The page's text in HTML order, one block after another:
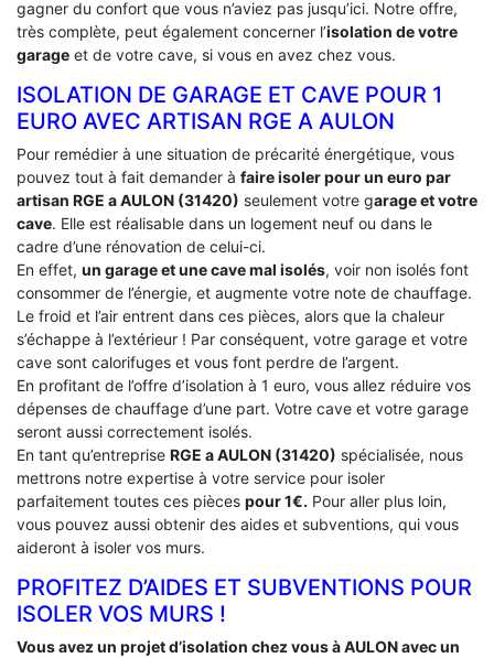
gagner du confort que vous n’aviez pas jusqu’ici. Notre offre,
très complète, peut également concerner l’isolation de votre
garage et de votre cave, si vous en avez chez vous.
ISOLATION DE GARAGE ET CAVE POUR 1
EURO AVEC ARTISAN RGE A AULON
Pour remédier à une situation de précarité énergétique, vous
pouvez tout à fait demander à faire isoler pour un euro par
artisan RGE a AULON (31420) seulement votre garage et votre
cave. Elle est réalisable dans un logement neuf ou dans le
cadre d’une rénovation de celui-ci.
En effet, un garage et une cave mal isolés, voir non isolés font
consommer de l’énergie, et augmente votre note de chauffage.
Le froid et l’air entrent dans ces pièces, alors que la chaleur
s’échappe à l’extérieur ! Par conséquent, votre garage et votre
cave sont calorifuges et vous font perdre de l’argent.
En profitant de l’offre d’isolation à 1 euro, vous allez réduire vos
dépenses de chauffage d’une part. Votre cave et votre garage
seront aussi correctement isolés.
En tant qu’entreprise RGE a AULON (31420) spécialisée, nous
mettrons notre expertise à votre service pour isoler
parfaitement toutes ces pièces pour 1€. Pour aller plus loin,
vous pouvez aussi obtenir des aides et subventions, qui vous
aideront à isoler vos murs.
PROFITEZ D’AIDES ET SUBVENTIONS POUR
ISOLER VOS MURS !
Vous avez un projet d’isolation chez vous à AULON avec un